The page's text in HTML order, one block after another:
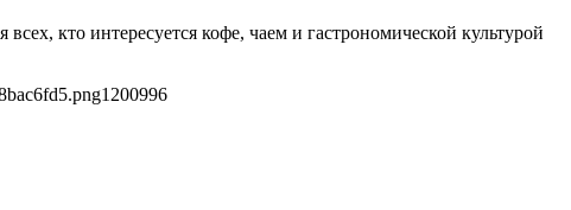
кто интересуется кофе, чаем и гастрономической культурой
1200996